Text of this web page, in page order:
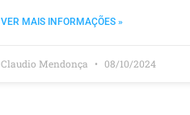
VER MAIS INFORMAÇÕES »
Claudio Mendonça 08/10/2024